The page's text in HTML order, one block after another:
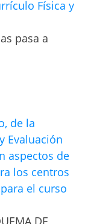
Física y
pasa a
de la
Evaluación
aspectos de
los centros
el curso
DE